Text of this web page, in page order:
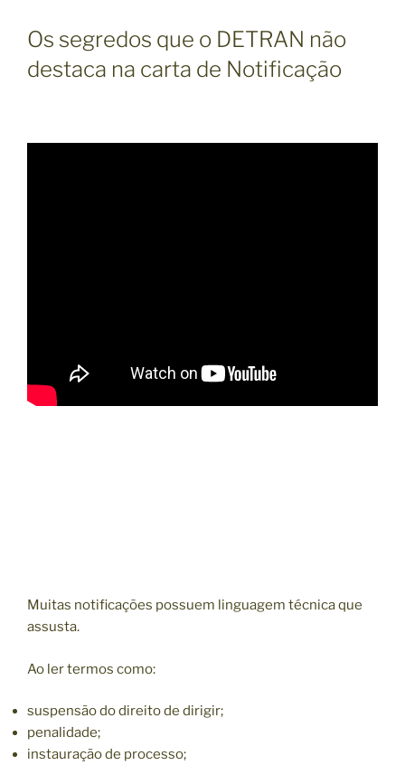
Os segredos que o DETRAN não
destaca na carta de Notificação
Muitas notificações possuem linguagem técnica que
assusta.
Ao ler termos como:
suspensão do direito de dirigir;
penalidade;
instauração de processo;